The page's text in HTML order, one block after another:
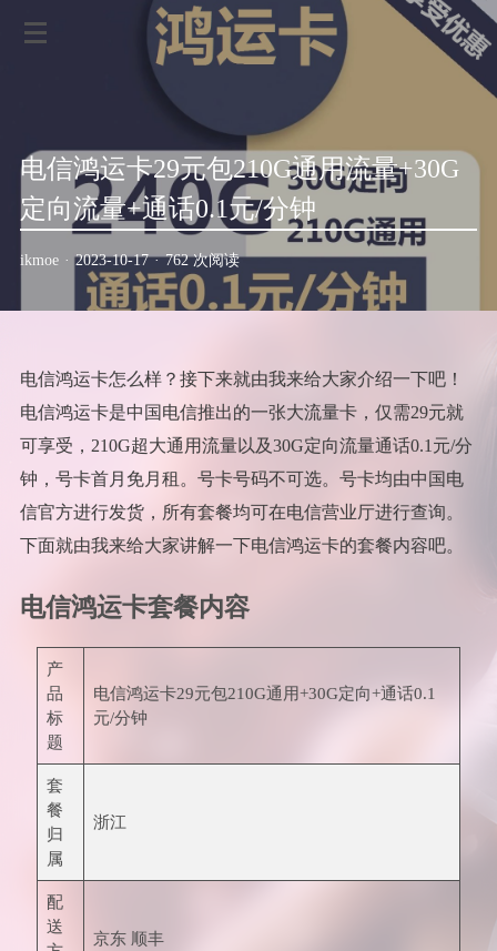
电信鸿运卡29元包210G通用流量+30G
定向流量+通话0.1元/分钟
ikmoe · 2023-10-17 · 762 次阅读
电信鸿运卡怎么样？接下来就由我来给大家介绍一下吧！
电信鸿运卡是中国电信推出的一张大流量卡，仅需29元就
可享受，210G超大通用流量以及30G定向流量通话0.1元/分
钟，号卡首月免月租。号卡号码不可选。号卡均由中国电
信官方进行发货，所有套餐均可在电信营业厅进行查询。
下面就由我来给大家讲解一下电信鸿运卡的套餐内容吧。
电信鸿运卡套餐内容
产
品
标
题
电信鸿运卡29元包210G通用+30G定向+通话0.1
元/分钟
套
餐
归
属
浙江
配
送
京东 顺丰